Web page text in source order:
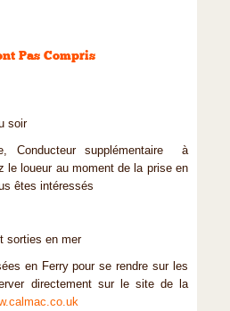
Pas Compris
soir
Conducteur supplémentaire à
le loueur au moment de la prise en
êtes intéressés
sorties en mer
en Ferry pour se rendre sur les
directement sur le site de la